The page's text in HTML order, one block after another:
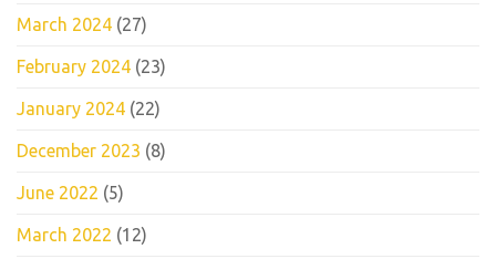
March 2024 (27)
February 2024 (23)
January 2024 (22)
December 2023 (8)
June 2022 (5)
March 2022 (12)